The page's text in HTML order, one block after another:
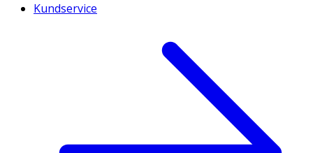
Kundservice